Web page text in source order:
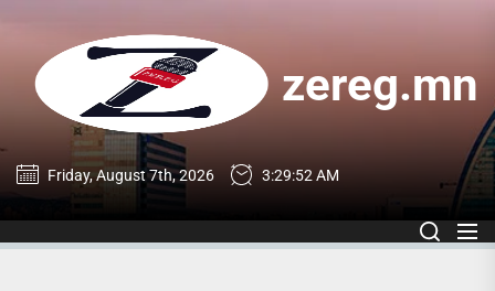
content
zereg.mn
zereg.mn
Friday, August 7th, 2026 3:29:52 AM